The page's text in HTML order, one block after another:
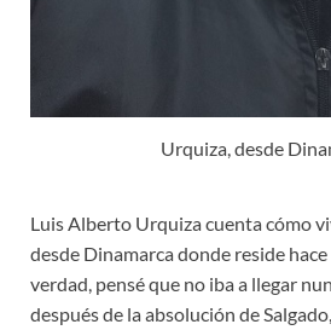
Urquiza, desde
Luis Alberto Urquiza cuenta cómo
desde Dinamarca donde reside hace
verdad, pensé que no iba a llegar
después de la absolución de